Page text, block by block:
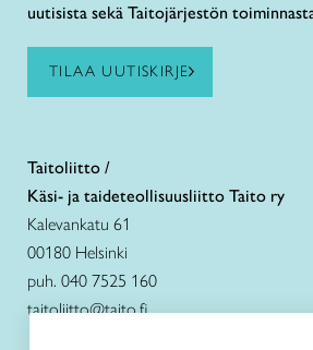
uutisista sekä Taitojärjestön
TILAA UUTISKIRJE
Taitoliitto /
Käsi- ja taideteollisuusliitto Taito ry
Kalevankatu 61
00180 Helsinki
puh. 040 7525 160
taitoliitto@taito.fi